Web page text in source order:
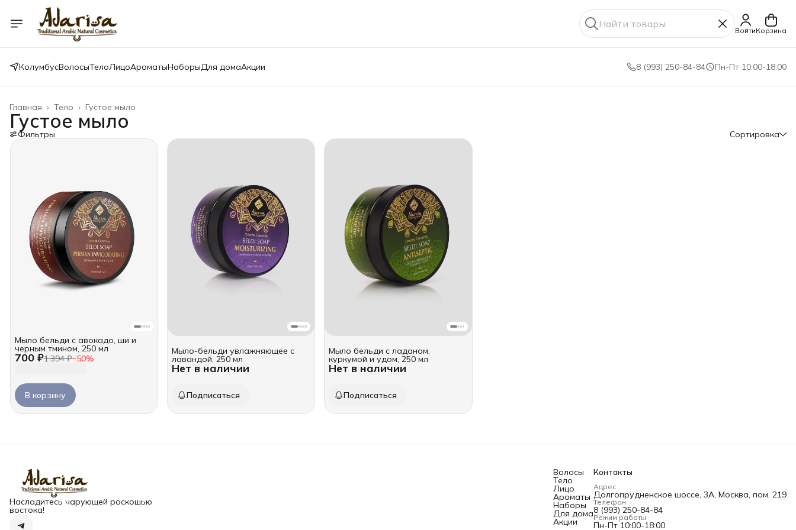
ВойтиКорзина
КолумбусВолосыТелоЛицоАроматыНаборыДля домаАкции 8 (993) 250-84-84 Пн-Пт 10:00-18:00
Густое мыло
Тело ›
Главная ›
Густое мыло
Фильтры Сортировка
700 ₽1 394 ₽−50%
Мыло бельди с авокадо, ши и
черным тмином, 250 мл
В корзину
Нет в наличии
Мыло-бельди увлажняющее с
лавандой, 250 мл
Подписаться
Нет в наличии
Мыло бельди с ладаном,
куркумой и удом, 250 мл
Подписаться
Насладитесь чарующей роскошью
востока!
Волосы
Тело
Лицо
Ароматы
Наборы
Для дома
Акции
Контакты
Адрес
Долгопрудненское шоссе, 3А, Москва, пом. 219
Телефон
8 (993) 250-84-84
Режим работы
Пн-Пт 10:00-18:00